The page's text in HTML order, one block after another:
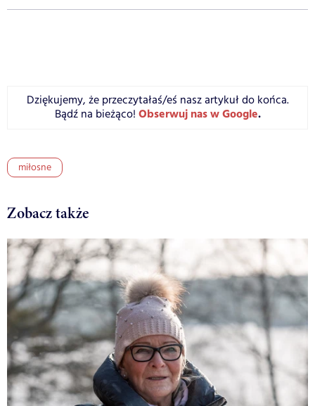
Dziękujemy, że przeczytałaś/eś nasz artykuł do końca.
Bądź na bieżąco! Obserwuj nas w Google.
miłosne
Zobacz także